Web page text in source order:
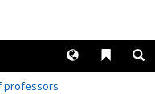
Liens
Langues
professors